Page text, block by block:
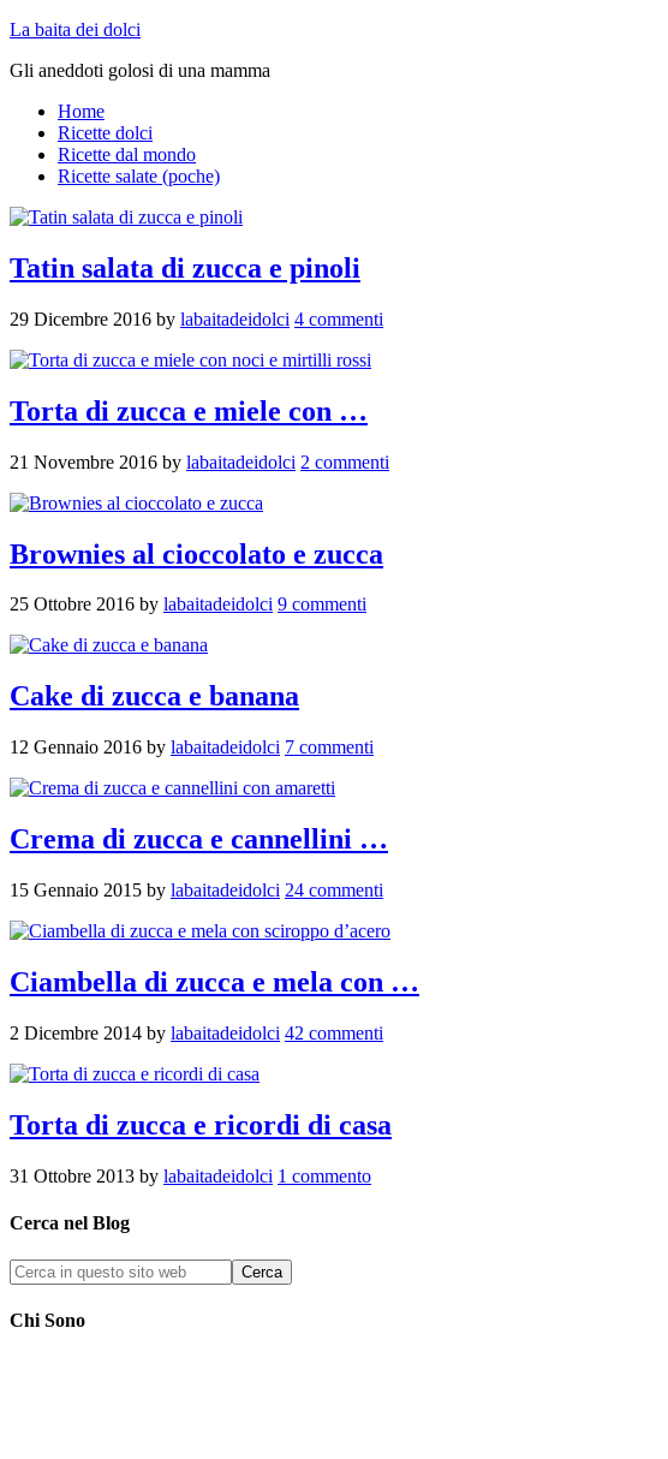
La baita dei dolci
Gli aneddoti golosi di una mamma
Home
Ricette dolci
Ricette dal mondo
Ricette salate (poche)
Tatin salata di zucca e pinoli
29 Dicembre 2016 by labaitadeidolci 4 commenti
Torta di zucca e miele con …
21 Novembre 2016 by labaitadeidolci 2 commenti
Brownies al cioccolato e zucca
25 Ottobre 2016 by labaitadeidolci 9 commenti
Cake di zucca e banana
12 Gennaio 2016 by labaitadeidolci 7 commenti
Crema di zucca e cannellini …
15 Gennaio 2015 by labaitadeidolci 24 commenti
Ciambella di zucca e mela con …
2 Dicembre 2014 by labaitadeidolci 42 commenti
Torta di zucca e ricordi di casa
31 Ottobre 2013 by labaitadeidolci 1 commento
Cerca nel Blog
Chi Sono